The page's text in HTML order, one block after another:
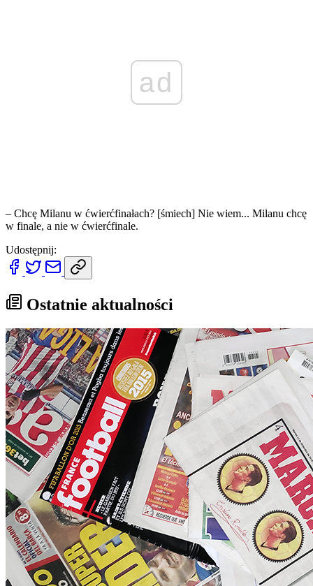
ad
– Chcę Milanu w ćwierćfinałach? [śmiech] Nie wiem... Milanu chcę
w finale, a nie w ćwierćfinale.
Udostępnij:
Ostatnie aktualności